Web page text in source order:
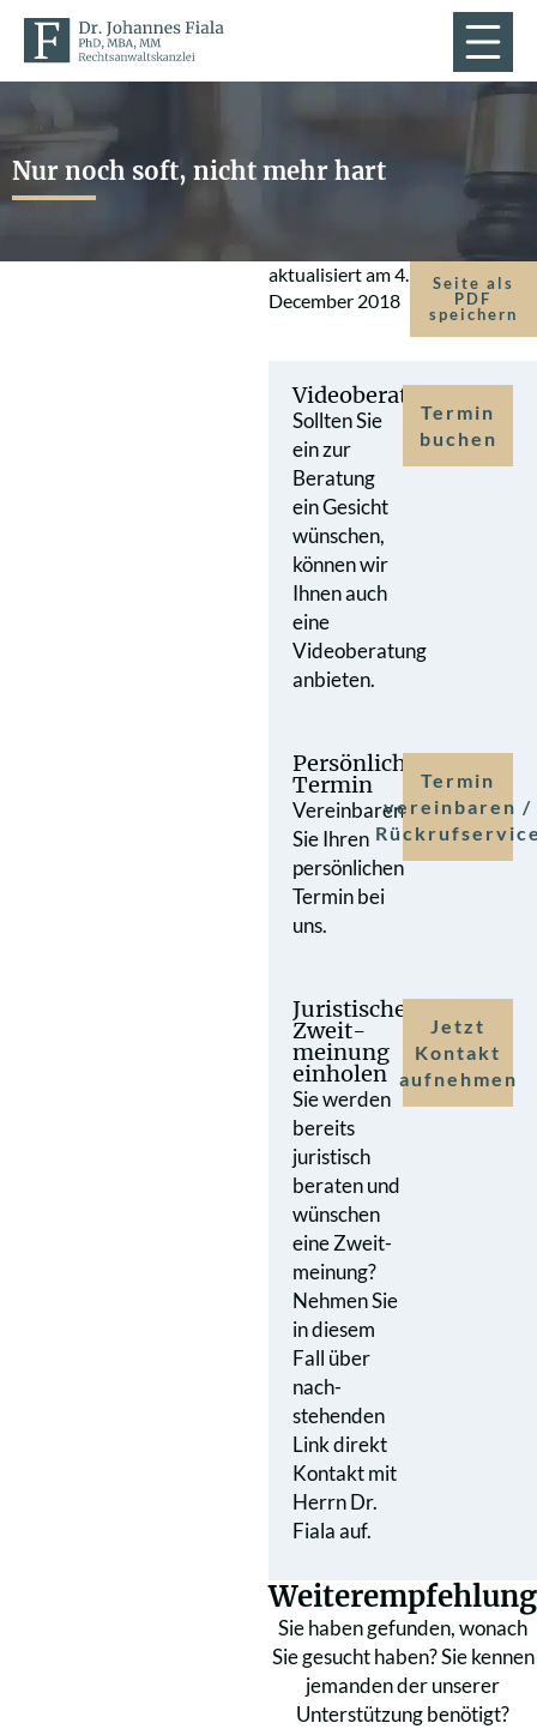
Nur noch soft, nicht mehr hart
aktualisiert am4.
December 2018
Seite als
PDF
speichern
Videoberatung
Sollten Sie
ein zur
Beratung
ein Gesicht
wünschen,
können wir
Ihnen auch
eine
Videoberatung
anbieten.
Termin
buchen
Persönlicher
Termin
Vereinbaren
Sie Ihren
persönlichen
Termin bei
uns.
Termin
vereinbaren /
Juristische
Zweit­
meinung
einholen
Sie werden
bereits
juristisch
beraten und
wünschen
eine Zweit­
meinung?
Nehmen Sie
in diesem
Fall über
nach­
stehenden
Link direkt
Kontakt mit
Herrn Dr.
Fiala auf.
Jetzt
Kontakt
aufnehmen
Weiterempfehlung
Sie haben gefunden, wonach
Sie gesucht haben? Sie kennen
jemanden der unserer
Unterstützung benötigt?